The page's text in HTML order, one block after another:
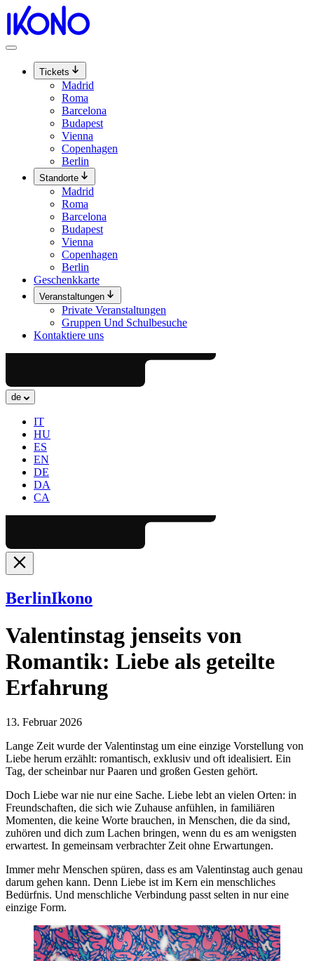
Zum
Inhalt
springen
Tickets
Madrid
Roma
Barcelona
Budapest
Vienna
Copenhagen
Berlin
Standorte
Madrid
Roma
Barcelona
Budapest
Vienna
Copenhagen
Berlin
Geschenkkarte
Veranstaltungen
Private Veranstaltungen
Gruppen Und Schulbesuche
Kontaktiere uns
de
IT
HU
ES
EN
DE
DA
CA
BerlinIkono
Valentinstag jenseits von
Romantik: Liebe als geteilte
Erfahrung
13. Februar 2026
Lange Zeit wurde der Valentinstag um eine einzige Vorstellung von
Liebe herum erzählt: romantisch, exklusiv und oft idealisiert. Ein
Tag, der scheinbar nur Paaren und großen Gesten gehört.
Doch Liebe war nie nur eine Sache. Liebe lebt an vielen Orten: in
Freundschaften, die sich wie Zuhause anfühlen, in familiären
Momenten, die keine Worte brauchen, in Menschen, die da sind,
zuhören und dich zum Lachen bringen, wenn du es am wenigsten
erwartest. In gemeinsam verbrachter Zeit ohne Erwartungen.
Immer mehr Menschen spüren, dass es am Valentinstag auch genau
darum gehen kann. Denn Liebe ist im Kern ein menschliches
Bedürfnis. Und menschliche Verbindung passt selten in nur eine
einzige Form.